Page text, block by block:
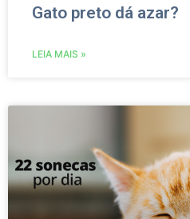
Gato preto dá azar?
LEIA MAIS »